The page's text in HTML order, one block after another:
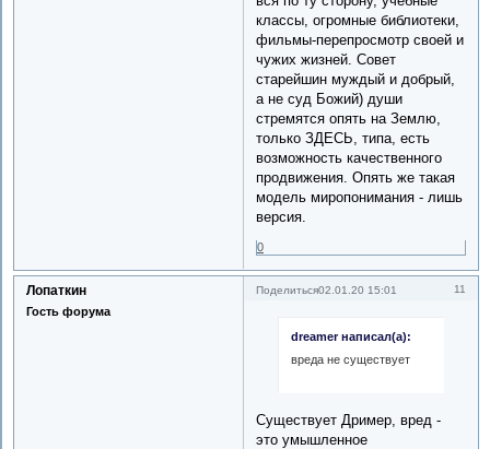
классы, огромные библиотеки,
фильмы-перепросмотр своей и
чужих жизней. Совет
старейшин муждый и добрый,
а не суд Божий) души
стремятся опять на Землю,
только ЗДЕСЬ, типа, есть
возможность качественного
продвижения. Опять же такая
модель миропонимания - лишь
версия.
0
Поделиться 11
02.01.20 15:01
Лопаткин
Гость форума
dreamer написал(а):
вреда не существует
Существует Дример, вред -
это умышленное